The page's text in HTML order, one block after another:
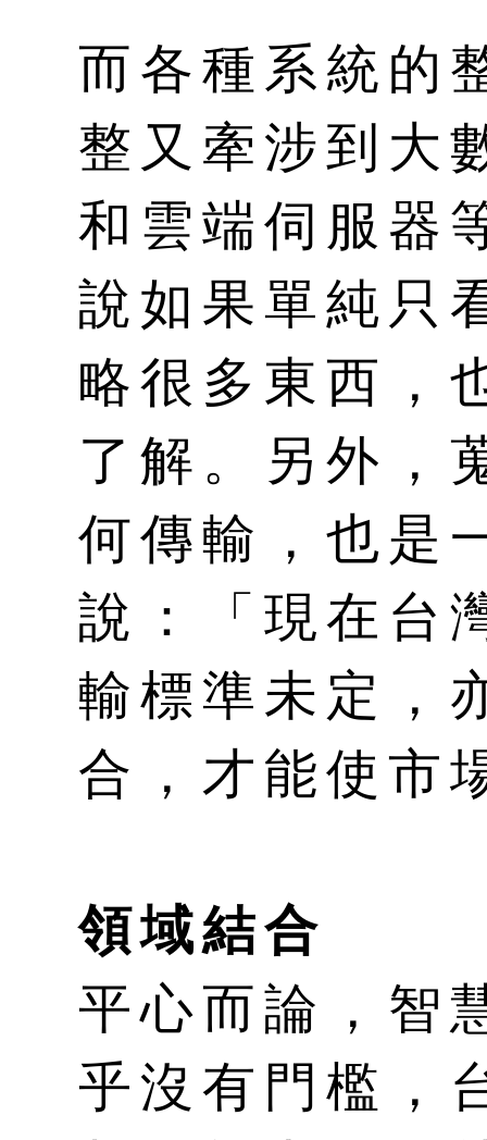
而各種系統的
整又牽涉到大
和雲端伺服器
說如果單純只
略很多東西，
了解。另外，
何傳輸，也是
說：「現在台
輸標準未定，
合，才能使市
領域結合
平心而論，智
乎沒有門檻，